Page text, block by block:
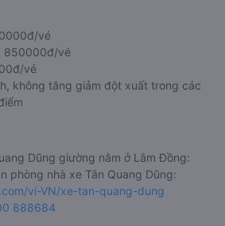
vé
850000đ/vé
vé
không tăng giảm đột xuất trong các
Dũng giường nằm ở Lâm Đồng:
phòng nhà xe Tân Quang Dũng:
vi-VN/xe-tan-quang-dung
888684